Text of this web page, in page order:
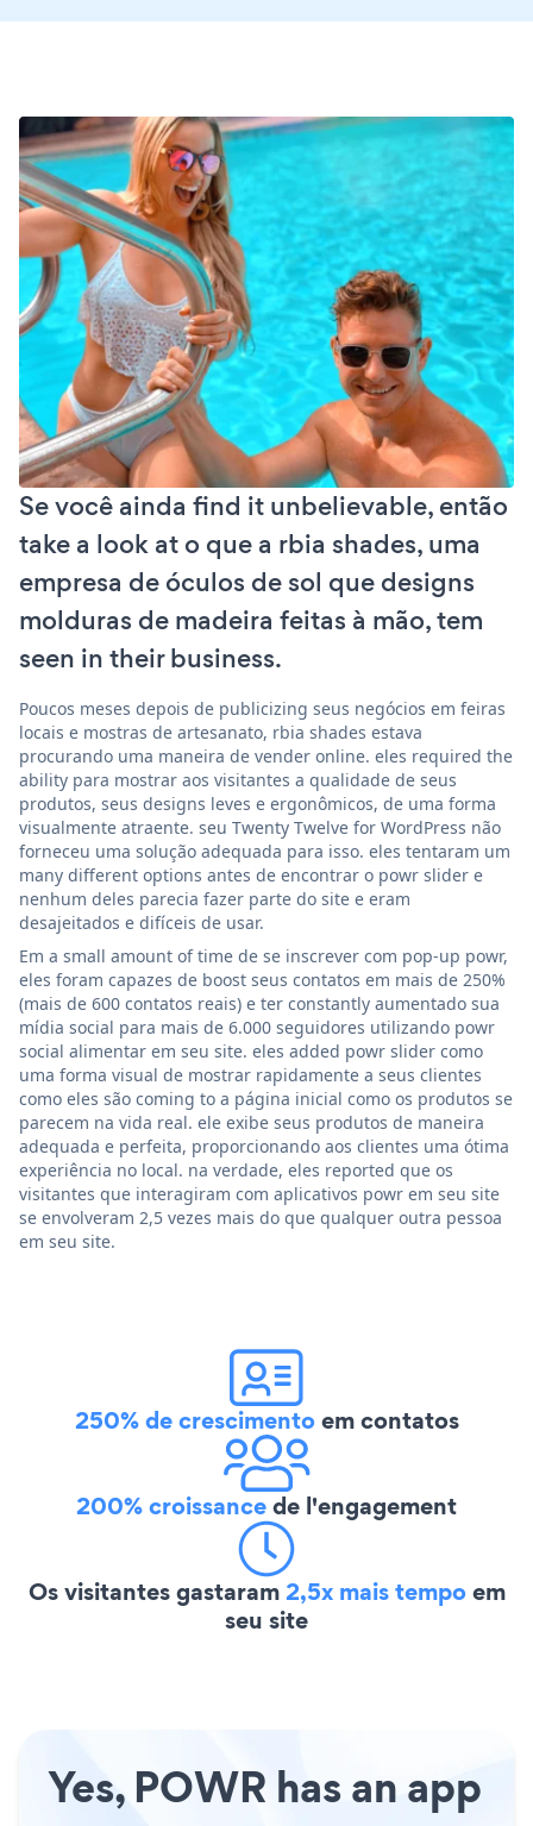
Se você ainda find it unbelievable, então
take a look at o que a rbia shades, uma
empresa de óculos de sol que designs
molduras de madeira feitas à mão, tem
seen in their business.
Poucos meses depois de publicizing seus negócios em feiras
locais e mostras de artesanato, rbia shades estava
procurando uma maneira de vender online. eles required the
ability para mostrar aos visitantes a qualidade de seus
produtos, seus designs leves e ergonômicos, de uma forma
visualmente atraente. seu Twenty Twelve for WordPress não
forneceu uma solução adequada para isso. eles tentaram um
many different options antes de encontrar o powr slider e
nenhum deles parecia fazer parte do site e eram
desajeitados e difíceis de usar.
Em a small amount of time de se inscrever com pop-up powr,
eles foram capazes de boost seus contatos em mais de 250%
(mais de 600 contatos reais) e ter constantly aumentado sua
mídia social para mais de 6.000 seguidores utilizando powr
social alimentar em seu site. eles added powr slider como
uma forma visual de mostrar rapidamente a seus clientes
como eles são coming to a página inicial como os produtos se
parecem na vida real. ele exibe seus produtos de maneira
adequada e perfeita, proporcionando aos clientes uma ótima
experiência no local. na verdade, eles reported que os
visitantes que interagiram com aplicativos powr em seu site
se envolveram 2,5 vezes mais do que qualquer outra pessoa
em seu site.
250% de crescimentoem contatos
200% croissancede l'engagement
Os visitantes gastaram2,5x mais tempoem
seu site
Yes, POWR has an app